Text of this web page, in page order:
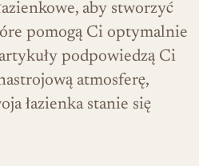
aby stworzyć
pomogą Ci optymalnie
podpowiedzą Ci
atmosferę,
łazienka stanie się